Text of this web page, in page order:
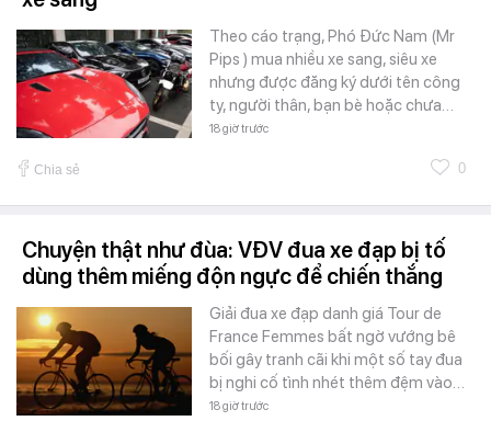
Theo cáo trạng, Phó Đức Nam (Mr
Pips ) mua nhiều xe sang, siêu xe
nhưng được đăng ký dưới tên công
ty, người thân, bạn bè hoặc chưa…
18 giờ trước
Chia sẻ 0
Chuyện thật như đùa: VĐV đua xe đạp bị tố
dùng thêm miếng độn ngực để chiến thắng
Giải đua xe đạp danh giá Tour de
France Femmes bất ngờ vướng bê
bối gây tranh cãi khi một số tay đua
bị nghi cố tình nhét thêm đệm vào…
18 giờ trước